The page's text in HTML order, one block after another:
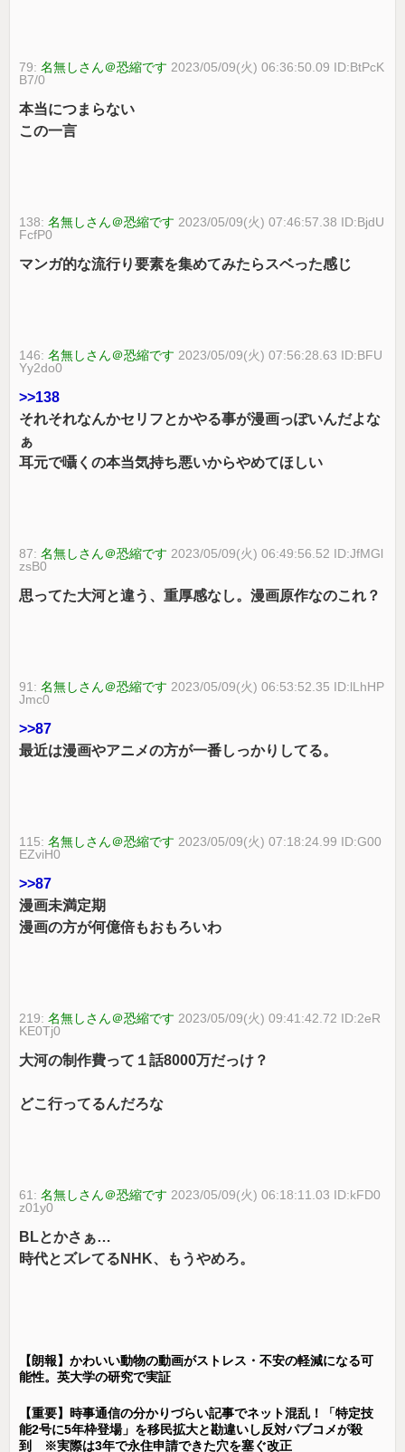
79:名無しさん＠恐縮です 2023/05/09(火) 06:36:50.09 ID:BtPcK
B7/0
本当につまらない
この一言
138:名無しさん＠恐縮です 2023/05/09(火) 07:46:57.38 ID:BjdU
FcfP0
マンガ的な流行り要素を集めてみたらスベった感じ
146:名無しさん＠恐縮です 2023/05/09(火) 07:56:28.63 ID:BFU
Yy2do0
>>138
それそれなんかセリフとかやる事が漫画っぽいんだよな
ぁ
耳元で囁くの本当気持ち悪いからやめてほしい
87:名無しさん＠恐縮です 2023/05/09(火) 06:49:56.52 ID:JfMGl
zsB0
思ってた大河と違う、重厚感なし。漫画原作なのこれ？
91:名無しさん＠恐縮です 2023/05/09(火) 06:53:52.35 ID:lLhHP
Jmc0
>>87
最近は漫画やアニメの方が一番しっかりしてる。
115:名無しさん＠恐縮です 2023/05/09(火) 07:18:24.99 ID:G00
EZviH0
>>87
漫画未満定期
漫画の方が何億倍もおもろいわ
219:名無しさん＠恐縮です 2023/05/09(火) 09:41:42.72 ID:2eR
KE0Tj0
大河の制作費って１話8000万だっけ？
どこ行ってるんだろな
61:名無しさん＠恐縮です 2023/05/09(火) 06:18:11.03 ID:kFD0
z01y0
BLとかさぁ…
時代とズレてるNHK、もうやめろ。
【朗報】かわいい動物の動画がストレス・不安の軽減になる可
能性。英大学の研究で実証
【重要】時事通信の分かりづらい記事でネット混乱！「特定技
能2号に5年枠登場」を移民拡大と勘違いし反対パブコメが殺
到 ※実際は3年で永住申請できた穴を塞ぐ改正